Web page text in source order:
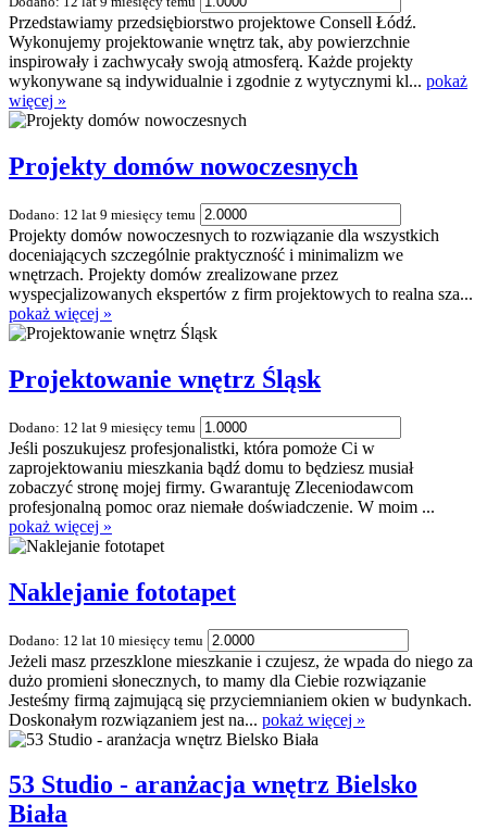
Przedstawiamy przedsiębiorstwo projektowe Consell Łódź.
Wykonujemy projektowanie wnętrz tak, aby powierzchnie
inspirowały i zachwycały swoją atmosferą. Każde projekty
wykonywane są indywidualnie i zgodnie z wytycznymi kl... pokaż
więcej »
Projekty domów nowoczesnych
Dodano: 12 lat 9 miesięcy temu
Projekty domów nowoczesnych to rozwiązanie dla wszystkich
doceniających szczególnie praktyczność i minimalizm we
wnętrzach. Projekty domów zrealizowane przez
wyspecjalizowanych ekspertów z firm projektowych to realna sza...
pokaż więcej »
Projektowanie wnętrz Śląsk
Dodano: 12 lat 9 miesięcy temu
Jeśli poszukujesz profesjonalistki, która pomoże Ci w
zaprojektowaniu mieszkania bądź domu to będziesz musiał
zobaczyć stronę mojej firmy. Gwarantuję Zleceniodawcom
profesjonalną pomoc oraz niemałe doświadczenie. W moim ...
pokaż więcej »
Naklejanie fototapet
Dodano: 12 lat 10 miesięcy temu
Jeżeli masz przeszklone mieszkanie i czujesz, że wpada do niego za
dużo promieni słonecznych, to mamy dla Ciebie rozwiązanie
Jesteśmy firmą zajmującą się przyciemnianiem okien w budynkach.
Doskonałym rozwiązaniem jest na... pokaż więcej »
53 Studio - aranżacja wnętrz Bielsko
Biała